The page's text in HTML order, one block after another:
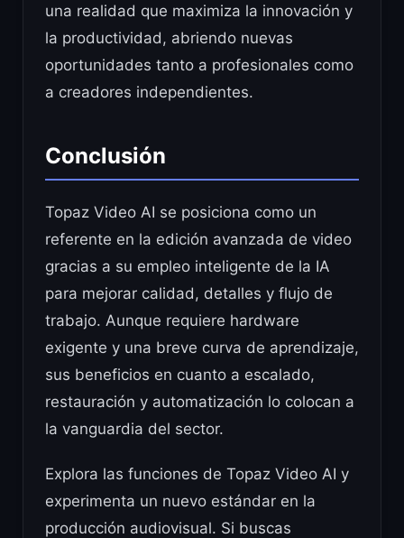
una realidad que maximiza la innovación y
la productividad, abriendo nuevas
oportunidades tanto a profesionales como
a creadores independientes.
Conclusión
Topaz Video AI se posiciona como un
referente en la edición avanzada de video
gracias a su empleo inteligente de la IA
para mejorar calidad, detalles y flujo de
trabajo. Aunque requiere hardware
exigente y una breve curva de aprendizaje,
sus beneficios en cuanto a escalado,
restauración y automatización lo colocan a
la vanguardia del sector.
Explora las funciones de Topaz Video AI y
experimenta un nuevo estándar en la
producción audiovisual. Si buscas